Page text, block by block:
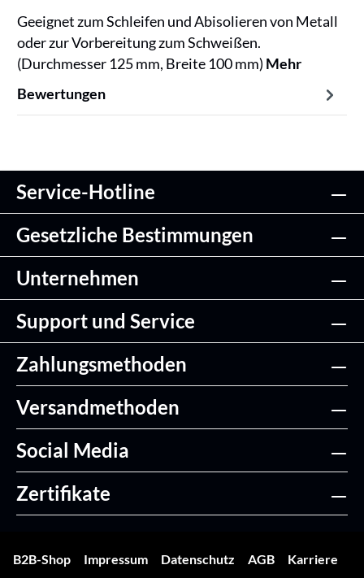
Geeignet zum Schleifen und Abisolieren von Metall
oder zur Vorbereitung zum Schweißen.
(Durchmesser 125 mm, Breite 100 mm) Mehr
Bewertungen
Service-Hotline
Gesetzliche Bestimmungen
Unternehmen
Support und Service
Zahlungsmethoden
Versandmethoden
Social Media
Zertifikate
B2B-Shop Impressum Datenschutz AGB Karriere